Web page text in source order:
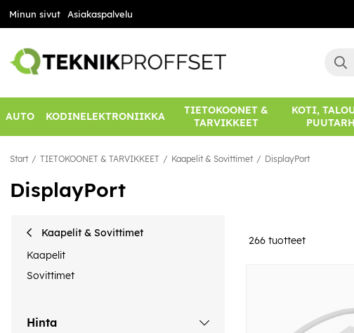
Minun sivut Asiakaspalvelu
AUTO KODINELEKTRONIIKKA
TIETOKOONET &
TARVIKKEET
KOTI,
Start TIETOKOONET & TARVIKKEET Kaapelit & Sovittimet DisplayPort
DisplayPort
Kaapelit & Sovittimet
Kaapelit
Sovittimet
Hinta
266 tuotteet